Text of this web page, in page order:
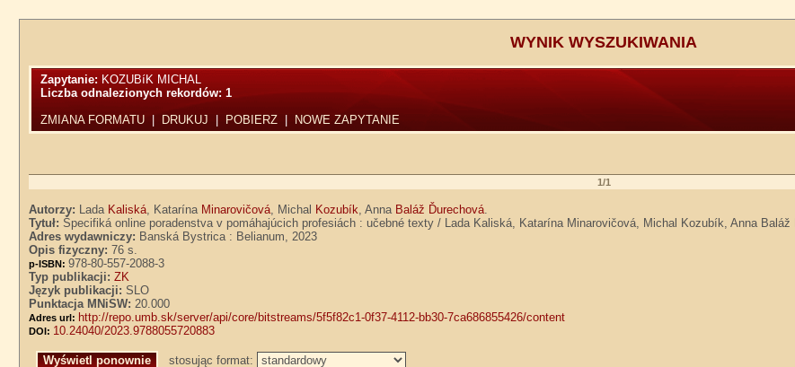
WYNIK WYSZUKIWANIA
Zapytanie: KOZUBíK MICHAL
Liczba odnalezionych rekordów:1
ZMIANA FORMATU
DRUKUJ POBIERZ NOWE ZAPYTANIE
1/1
Autorzy: Lada Kaliská, Katarína Minarovičová, Michal Kozubík, Anna Baláž Ďurechová.
Tytuł:Špecifiká online poradenstva v pomáhajúcich profesiách : učebné texty / Lada Kaliská, Katarína Minarovičová, Michal Kozubík, Anna Baláž
Adres wydawniczy: Banská Bystrica : Belianum, 2023
Opis fizyczny:76 s.
p-ISBN:978-80-557-2088-3
Typ publikacji:ZK
Język publikacji:SLO
Punktacja MNiSW:20.000
Adres url: http://repo.umb.sk/server/api/core/bitstreams/5f5f82c1-0f37-4112-bb30-7ca686855426/content
DOI: 10.24040/2023.9788055720883
stosując format: